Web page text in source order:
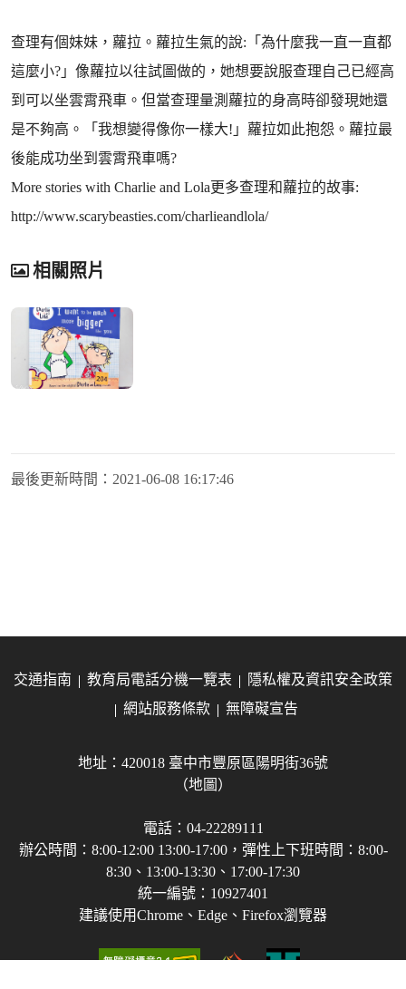
查理有個妹妹，蘿拉。蘿拉生氣的說:「為什麼我一直一直都
這麼小?」像蘿拉以往試圖做的，她想要說服查理自己已經高
到可以坐雲霄飛車。但當查理量測蘿拉的身高時卻發現她還
是不夠高。「我想變得像你一樣大!」蘿拉如此抱怨。蘿拉最
後能成功坐到雲霄飛車嗎?
More stories with Charlie and Lola更多查理和蘿拉的故事:
http://www.scarybeasties.com/charlieandlola/
相關照片
最後更新時間： 2021-06-08 16:17:46
交通指南 教育局電話分機一覽表
隱私權及資訊安全政策
網站服務條款
無障礙宣告
地址：420018 臺中市豐原區陽明街36號
（地圖）
電話：04-22289111
辦公時間：8:00-12:00 13:00-17:00，彈性上下班時間：8:00-
8:30、13:00-13:30、17:00-17:30
統一編號：10927401
建議使用Chrome、Edge、Firefox瀏覽器